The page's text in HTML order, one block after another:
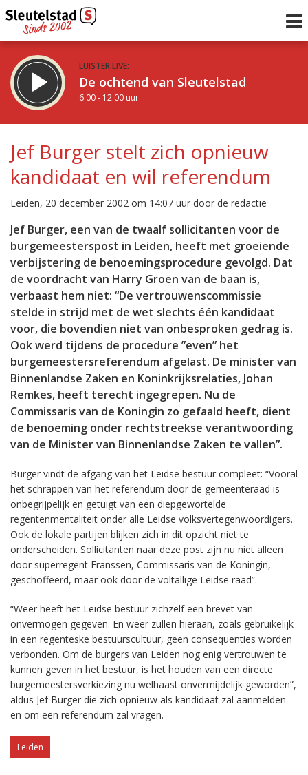
LUISTER LIVE:
De ochtend van Sleutelstad
6.00 - 12.00 uur
De middag van Sleutelstad
12.00 - 19.00 uur
Vorig uur
uur 1 van 0 Volgend uur
Inklappen
Jef Burger stelt zich opnieuw
kandidaat en wil referendum
Leiden, 20 december 2002 om 14:07 uur door de redactie
Jef Burger, een van de twaalf sollicitanten voor de
burgemeesterspost in Leiden, heeft met groeiende
verbijstering de benoemingsprocedure gevolgd. Dat
de voordracht van Harry Groen van de baan is,
verbaast hem niet: “De vertrouwenscommissie
stelde in strijd met de wet slechts één kandidaat
voor, die bovendien niet van onbesproken gedrag is.
Ook werd tijdens de procedure ”even” het
burgemeestersreferendum afgelast. De minister van
Binnenlandse Zaken en Koninkrijksrelaties, Johan
Remkes, heeft terecht ingegrepen. Nu de
Commissaris van de Koningin zo gefaald heeft, dient
de benoeming onder rechtstreekse verantwoording
van de Minister van Binnenlandse Zaken te vallen”.
Burger vindt de afgang van het Leidse bestuur compleet: “Vooral
het schrappen van het referendum door de gemeenteraad is
onbegrijpelijk en getuigt van een diepgewortelde
regentenmentaliteit onder alle Leidse volksvertegenwoordigers.
Ook de lokale partijen blijken zich in dit opzicht niet te
onderscheiden. Sollicitanten naar deze post zijn nu niet alleen
door superregent Franssen, Commissaris van de Koningin,
geschoffeerd, maar ook door de voltallige Leidse raad”.
“Weer heeft het Leidse bestuur zichzelf een brevet van
onvermogen gegeven. En weer zullen hieraan, zoals gebruikelijk
in een regenteske bestuurscultuur, geen consequenties worden
verbonden. Om de burgers van Leiden nog enig vertrouwen te
kunnen geven in het bestuur, is het houden van een directe
burgemeestersverkiezing nu welhaast onvermijdelijk geworden”,
aldus Jef Burger die zich opnieuw als kandidaat zal aanmelden
en om een referendum zal vragen.
Leiden